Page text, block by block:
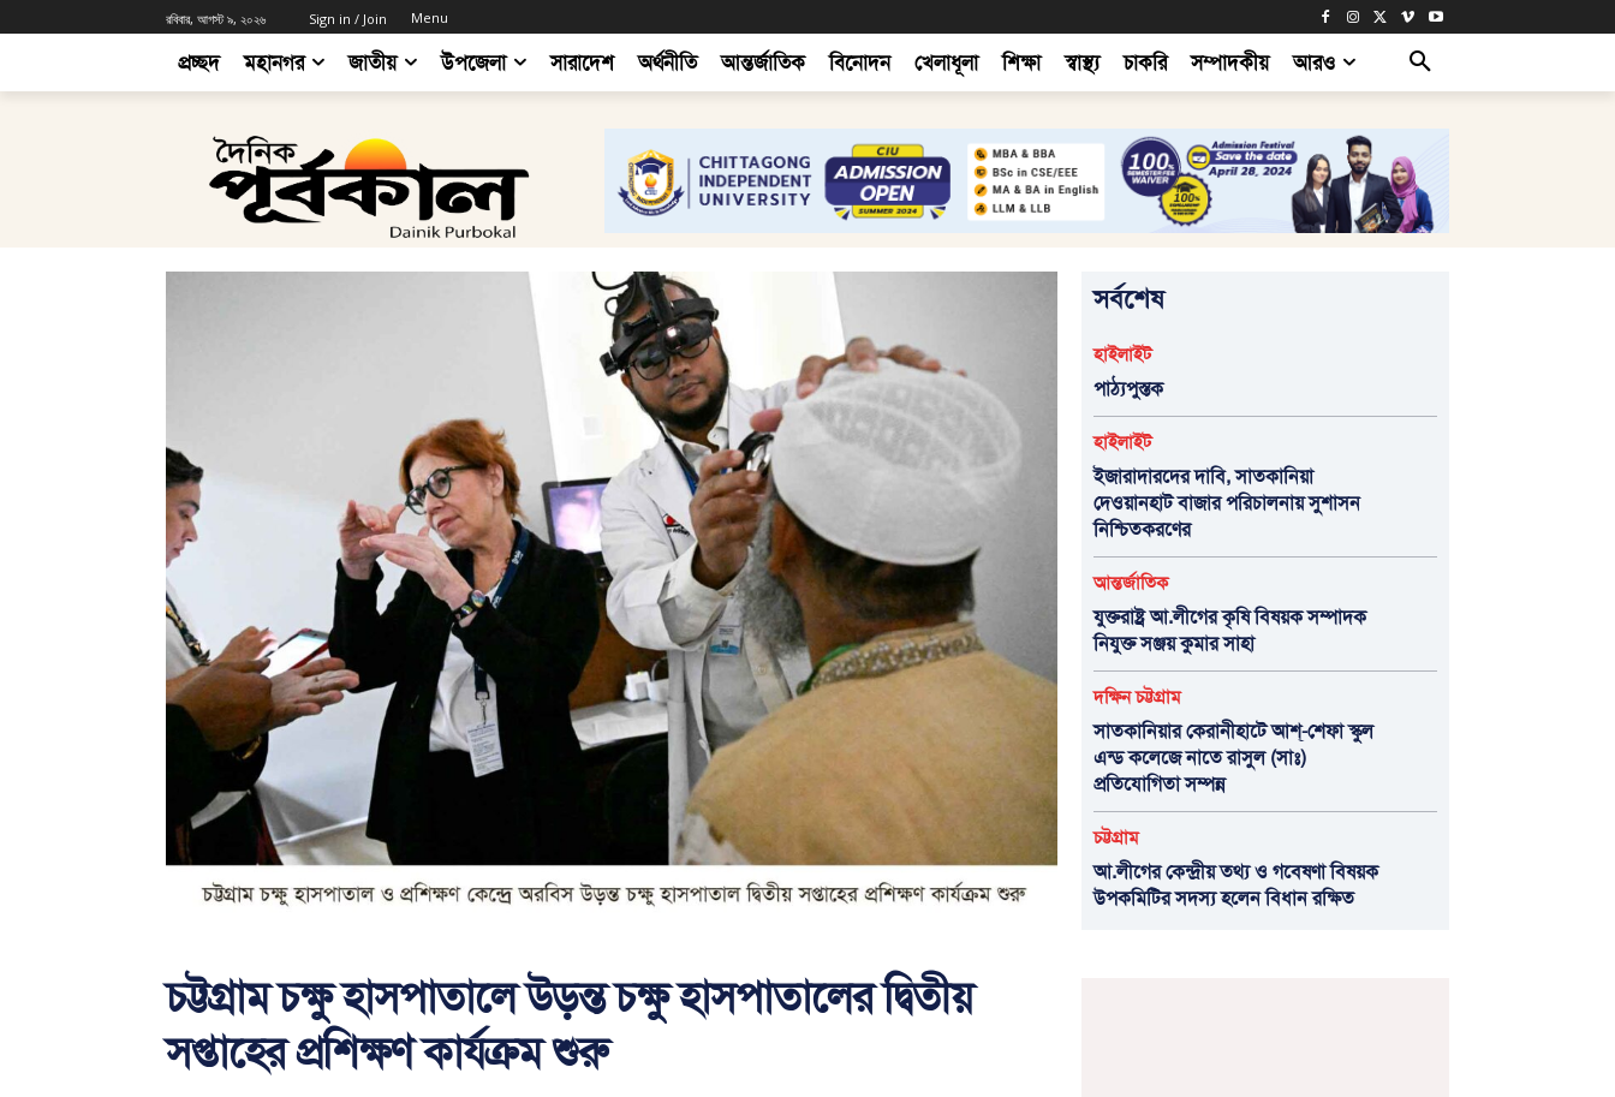
রবিবার, আগস্ট ৯, ২০২৬ Sign in / Join Menu
প্রচ্ছদ মহানগর জাতীয় উপজেলা সারাদেশ অর্থনীতি আন্তর্জাতিক বিনোদন খেলাধূলা শিক্ষা স্বাস্থ্য চাকরি সম্পাদকীয় আরও
চট্টগ্রাম চক্ষু হাসপাতালে উড়ন্ত চক্ষু হাসপাতালের দ্বিতীয়
সপ্তাহের প্রশিক্ষণ কার্যক্রম শুরু
সর্বশেষ
হাইলাইট
পাঠ্যপুস্তক
হাইলাইট
ইজারাদারদের দাবি, সাতকানিয়া
দেওয়ানহাট বাজার পরিচালনায় সুশাসন
নিশ্চিতকরণের
আন্তর্জাতিক
যুক্তরাষ্ট্র আ.লীগের কৃষি বিষয়ক সম্পাদক
নিযুক্ত সঞ্জয় কুমার সাহা
দক্ষিন চট্টগ্রাম
সাতকানিয়ার কেরানীহাটে আশ্-শেফা স্কুল
এন্ড কলেজে নাতে রাসুল (সাঃ)
প্রতিযোগিতা সম্পন্ন
চট্টগ্রাম
আ.লীগের কেন্দ্রীয় তথ্য ও গবেষণা বিষয়ক
উপকমিটির সদস্য হলেন বিধান রক্ষিত